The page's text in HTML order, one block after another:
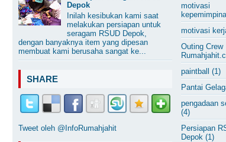
Depok
Inilah kesibukan kami saat
melakukan persiapan untuk
seragam RSUD Depok,
dengan banyaknya item yang dipesan
membuat kami berusaha sangat ke...
SHARE
Tweet oleh @InfoRumahjahit
motivasi
motivasi
Outing Crew
paintball (1)
Pantai
pengadaan
(4)
Persiapan
Depok (1)